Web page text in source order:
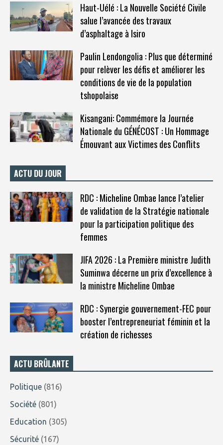
Haut-Uélé : La Nouvelle Société Civile
salue l’avancée des travaux
d’asphaltage à Isiro
Paulin Lendongolia : Plus que déterminé
pour relèver les défis et améliorer les
conditions de vie de la population
tshopolaise
Kisangani: Commémore la Journée
Nationale du GÉNÉCOST : Un Hommage
Émouvant aux Victimes des Conflits
ACTU DU JOUR
RDC : Micheline Ombae lance l’atelier
de validation de la Stratégie nationale
pour la participation politique des
femmes
JIFA 2026 : La Première ministre Judith
Suminwa décerne un prix d’excellence à
la ministre Micheline Ombae
RDC : Synergie gouvernement-FEC pour
booster l’entrepreneuriat féminin et la
création de richesses
ACTU BRÛLANTE
Politique (816)
Société (801)
Education (305)
Sécurité (167)